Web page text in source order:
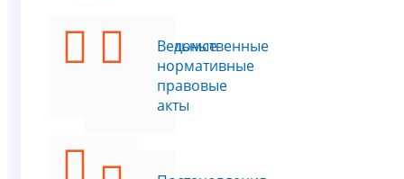
Федеральные
законы
Указы
Ведомственные
нормативные
правовые
акты